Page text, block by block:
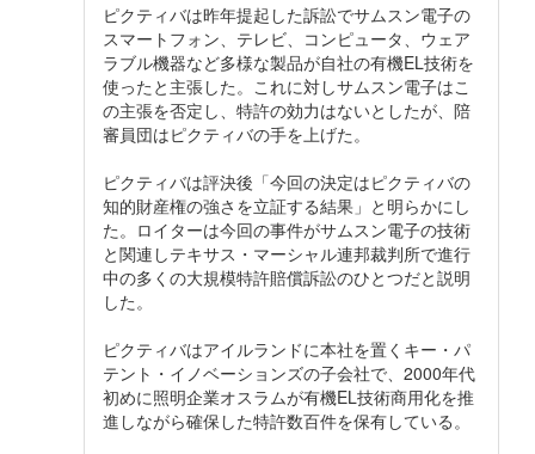
ピクティバは昨年提起した訴訟でサムスン電子の
スマートフォン、テレビ、コンピュータ、ウェア
ラブル機器など多様な製品が自社の有機EL技術を
使ったと主張した。これに対しサムスン電子はこ
の主張を否定し、特許の効力はないとしたが、陪
審員団はピクティバの手を上げた。
ピクティバは評決後「今回の決定はピクティバの
知的財産権の強さを立証する結果」と明らかにし
た。ロイターは今回の事件がサムスン電子の技術
と関連しテキサス・マーシャル連邦裁判所で進行
中の多くの大規模特許賠償訴訟のひとつだと説明
した。
ピクティバはアイルランドに本社を置くキー・パ
テント・イノベーションズの子会社で、2000年代
初めに照明企業オスラムが有機EL技術商用化を推
進しながら確保した特許数百件を保有している。